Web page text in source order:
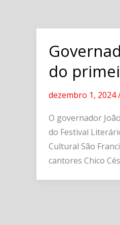
do
dezembro 1, 2024
O governador
do Festival
Cultural São
cantores Chico